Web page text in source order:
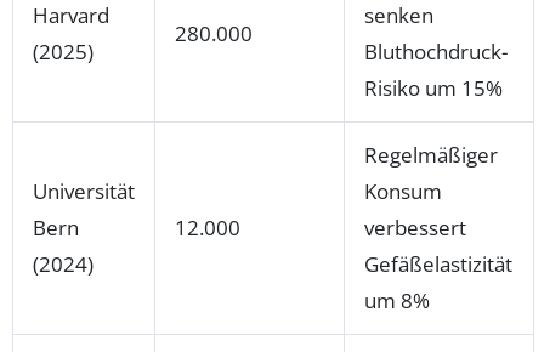
Harvard
(2025)
280.000
senken
Bluthochdruck-
Risiko um 15%
Universität
Bern
(2024)
12.000
Regelmäßiger
Konsum
verbessert
Gefäßelastizität
um 8%